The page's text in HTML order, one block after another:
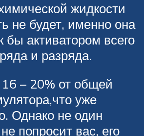
жидкости
не будет, именно она
бы активатором всего
и разряда.
– 20% от общей
уже
Однако не один
попросит вас, его